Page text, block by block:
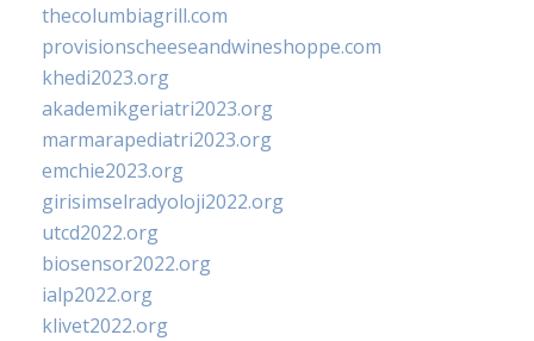
thecolumbiagrill.com
provisionscheeseandwineshoppe.com
khedi2023.org
akademikgeriatri2023.org
marmarapediatri2023.org
emchie2023.org
girisimselradyoloji2022.org
utcd2022.org
biosensor2022.org
ialp2022.org
klivet2022.org